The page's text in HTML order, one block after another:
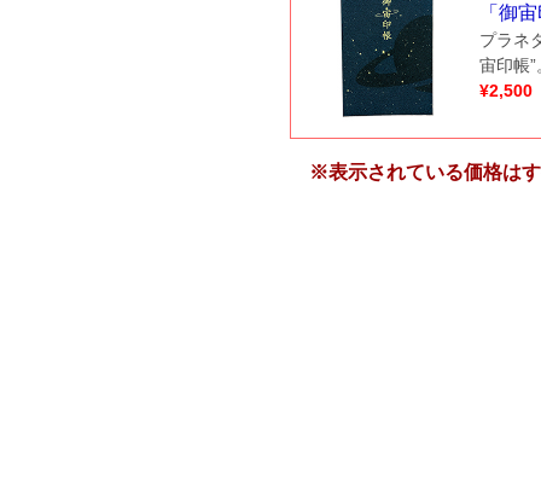
「 御
プラネ
宙印帳
¥2,500
※表示されている価格は